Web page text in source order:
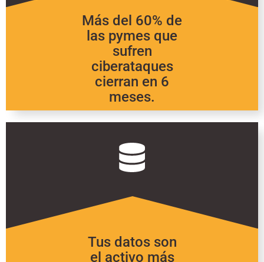
Más del 60% de
las pymes que
sufren
ciberataques
cierran en 6
meses.
Tus datos son
el activo más